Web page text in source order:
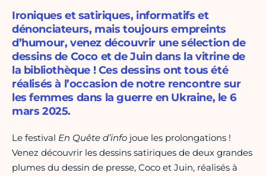
Ironiques et satiriques, informatifs et
dénonciateurs, mais toujours empreints
d’humour, venez découvrir une sélection de
dessins de Coco et de Juin dans la vitrine de
la bibliothèque ! Ces dessins ont tous été
réalisés à l’occasion de notre rencontre sur
les femmes dans la guerre en Ukraine, le 6
mars 2025.
Le festival En Quête d’info joue les prolongations !
Venez découvrir les dessins satiriques de deux grandes
plumes du dessin de presse, Coco et Juin, réalisés à